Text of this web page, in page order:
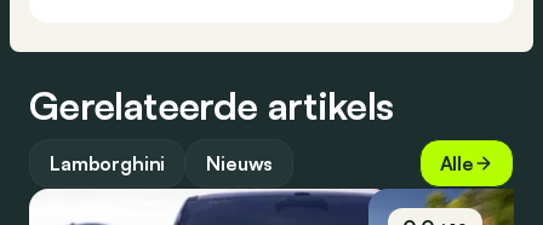
Gerelateerde artikels
Lamborghini Nieuws Alle